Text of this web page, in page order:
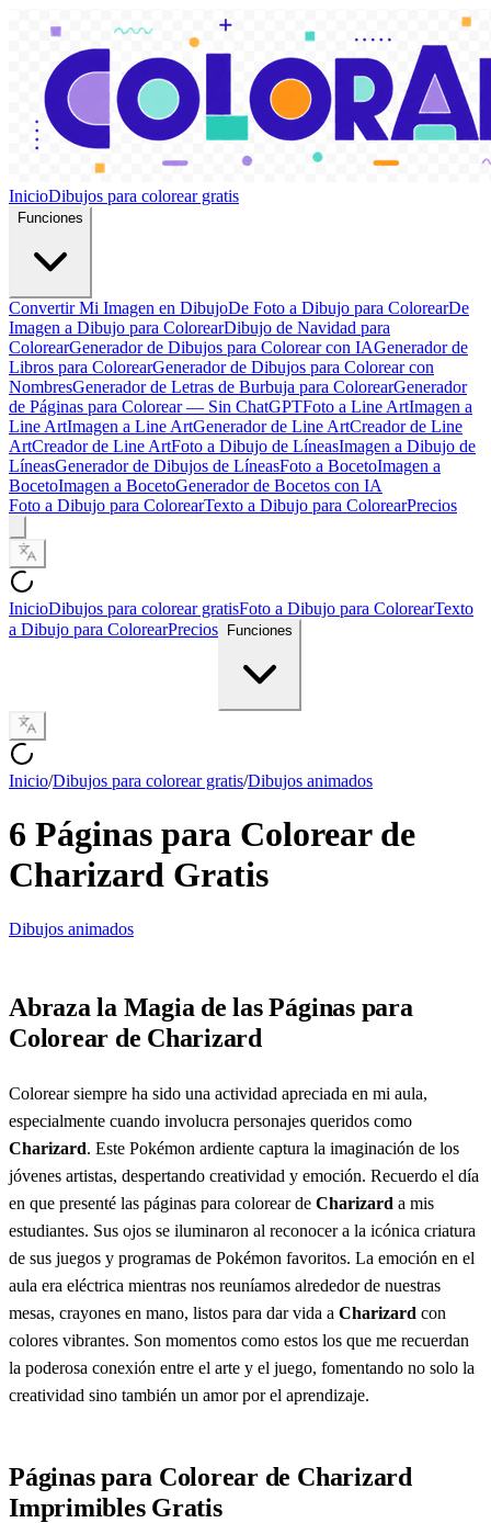
InicioDibujos para colorear gratis
Funciones
Convertir Mi Imagen en DibujoDe Foto a Dibujo para ColorearDe
Imagen a Dibujo para ColorearDibujo de Navidad para
ColorearGenerador de Dibujos para Colorear con IAGenerador de
Libros para ColorearGenerador de Dibujos para Colorear con
NombresGenerador de Letras de Burbuja para ColorearGenerador
de Páginas para Colorear — Sin ChatGPTFoto a Line ArtImagen a
Line ArtImagen a Line ArtGenerador de Line ArtCreador de Line
ArtCreador de Line ArtFoto a Dibujo de LíneasImagen a Dibujo de
LíneasGenerador de Dibujos de LíneasFoto a BocetoImagen a
BocetoImagen a BocetoGenerador de Bocetos con IA
Foto a Dibujo para ColorearTexto a Dibujo para ColorearPrecios
InicioDibujos para colorear gratisFoto a Dibujo para ColorearTexto
a Dibujo para ColorearPrecios Funciones
Inicio/Dibujos para colorear gratis/Dibujos animados
6 Páginas para Colorear de
Charizard Gratis
Dibujos animados
Abraza la Magia de las Páginas para
Colorear de Charizard
Colorear siempre ha sido una actividad apreciada en mi aula,
especialmente cuando involucra personajes queridos como
Charizard. Este Pokémon ardiente captura la imaginación de los
jóvenes artistas, despertando creatividad y emoción. Recuerdo el día
en que presenté las páginas para colorear de Charizard a mis
estudiantes. Sus ojos se iluminaron al reconocer a la icónica criatura
de sus juegos y programas de Pokémon favoritos. La emoción en el
aula era eléctrica mientras nos reuníamos alrededor de nuestras
mesas, crayones en mano, listos para dar vida a Charizard con
colores vibrantes. Son momentos como estos los que me recuerdan
la poderosa conexión entre el arte y el juego, fomentando no solo la
creatividad sino también un amor por el aprendizaje.
Páginas para Colorear de Charizard
Imprimibles Gratis